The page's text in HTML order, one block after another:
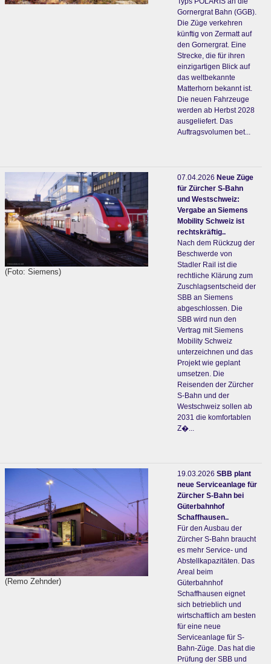
Gornergrat Bahn (GGB).
Die Züge verkehren
künftig von Zermatt auf
den Gornergrat. Eine
Strecke, die für ihren
einzigartigen Blick auf
das weltbekannte
Matterhorn bekannt ist.
Die neuen Fahrzeuge
werden ab Herbst 2028
ausgeliefert. Das
Auftragsvolumen bet...
(Foto: Siemens)
07.04.2026 Neue Züge
für Zürcher S-Bahn
und Westschweiz:
Vergabe an Siemens
Mobility Schweiz ist
rechtskräftig..
Nach dem Rückzug der
Beschwerde von
Stadler Rail ist die
rechtliche Klärung zum
Zuschlagsentscheid der
SBB an Siemens
abgeschlossen. Die
SBB wird nun den
Vertrag mit Siemens
Mobility Schweiz
unterzeichnen und das
Projekt wie geplant
umsetzen. Die
Reisenden der Zürcher
S-Bahn und der
Westschweiz sollen ab
2031 die komfortablen
Z�...
(Remo Zehnder)
19.03.2026 SBB plant
neue Serviceanlage für
Zürcher S-Bahn bei
Güterbahnhof
Schaffhausen..
Für den Ausbau der
Zürcher S-Bahn braucht
es mehr Service- und
Abstellkapazitäten. Das
Areal beim
Güterbahnhof
Schaffhausen eignet
sich betrieblich und
wirtschaftlich am besten
für eine neue
Serviceanlage für S-
Bahn-Züge. Das hat die
Prüfung der SBB und